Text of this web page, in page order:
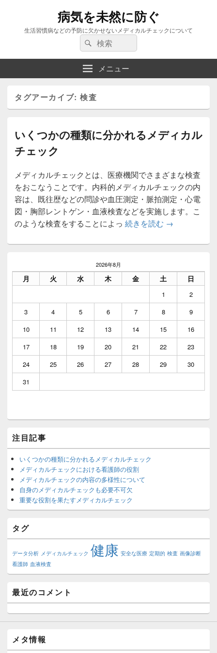
病気を未然に防ぐ
生活習慣病などの予防に欠かせないメディカルチェックについて
検
索:
検
索
メニュー
タグアーカイブ:検査
いくつかの種類に分かれるメディカル
チェック
メディカルチェックとは、医療機関でさまざまな検査
をおこなうことです。内科的メディカルチェックの内
容は、既往歴などの問診や血圧測定・脈拍測定・心電
図・胸部レントゲン・血液検査などを実施します。こ
のような検査をすることによっ 続きを読む いくつかの種
→
ン
2026年8月
月 火 水 木 金 土 日
1
2
3
4 5 6 7 8
9
10
11 12 13 14 15
16
17
18 19 20 21 22
23
24
25 26 27 28 29
30
31
注目記事
いくつかの種類に分かれるメディカルチェック
メディカルチェックにおける看護師の役割
メディカルチェックの内容の多様性について
自身のメディカルチェックも必要不可欠
重要な役割を果たすメディカルチェック
タグ
データ分析 メディカルチェック 健康 安全な医療 定期的 検査 画像診断
看護師 血液検査
最近のコメント
メタ情報